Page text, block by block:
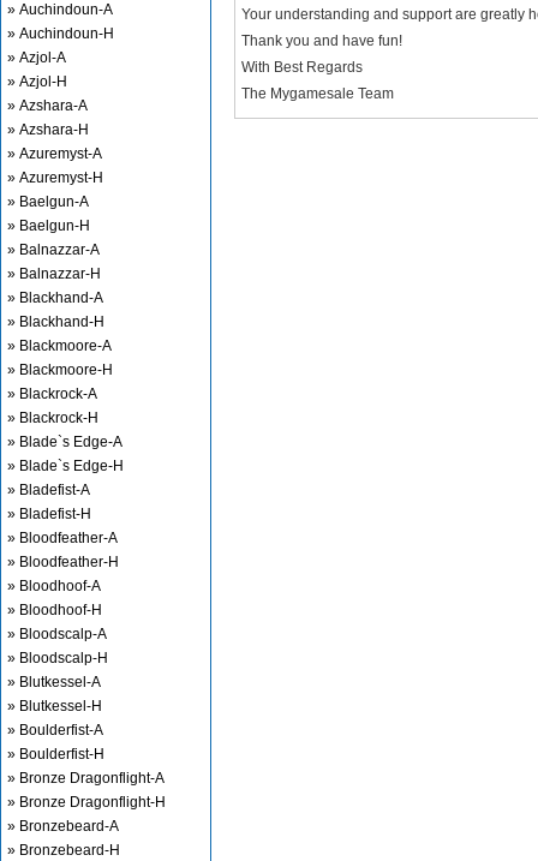
» Auchindoun-A
» Auchindoun-H
» Azjol-A
» Azjol-H
» Azshara-A
» Azshara-H
» Azuremyst-A
» Azuremyst-H
» Baelgun-A
» Baelgun-H
» Balnazzar-A
» Balnazzar-H
» Blackhand-A
» Blackhand-H
» Blackmoore-A
» Blackmoore-H
» Blackrock-A
» Blackrock-H
» Blade`s Edge-A
» Blade`s Edge-H
» Bladefist-A
» Bladefist-H
» Bloodfeather-A
» Bloodfeather-H
» Bloodhoof-A
» Bloodhoof-H
» Bloodscalp-A
» Bloodscalp-H
» Blutkessel-A
» Blutkessel-H
» Boulderfist-A
» Boulderfist-H
» Bronze Dragonflight-A
» Bronze Dragonflight-H
» Bronzebeard-A
» Bronzebeard-H
Your understanding and support are greatly
Thank you and have fun!
With Best Regards
The Mygamesale Team